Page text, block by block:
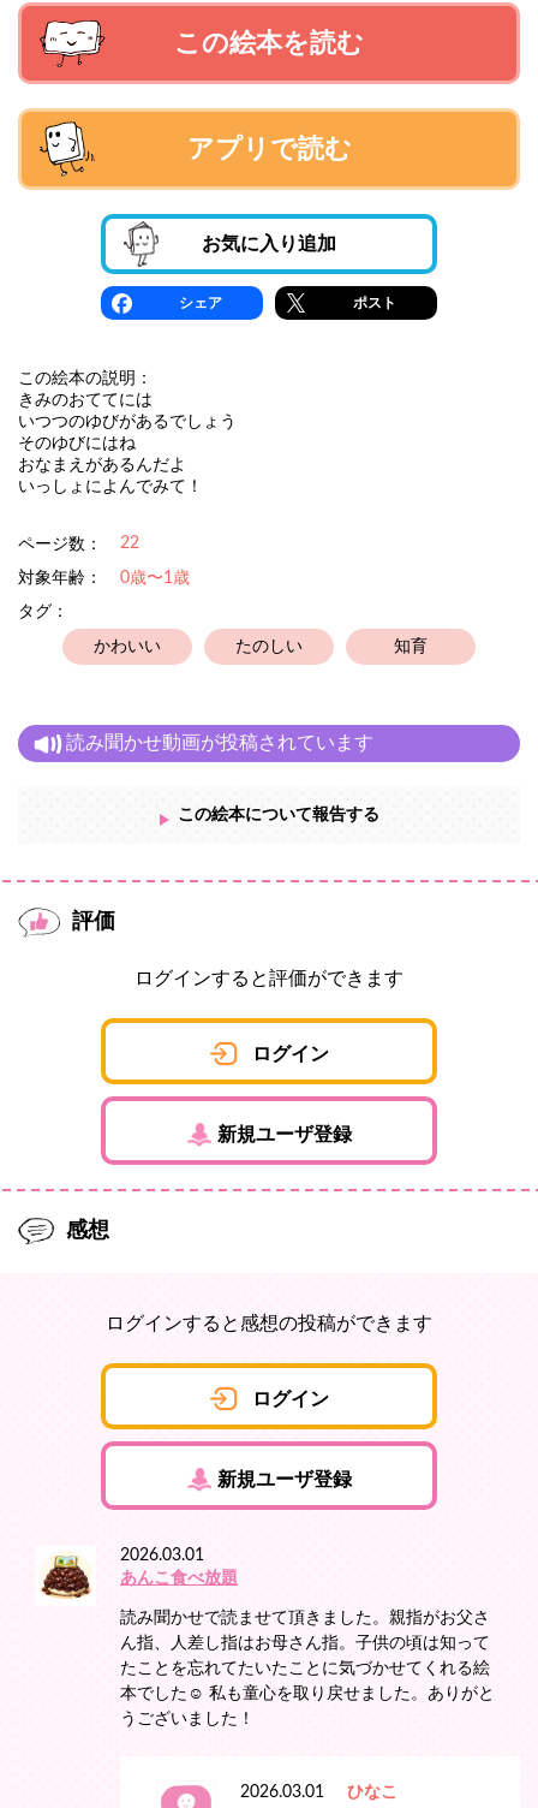
この絵本を読む
アプリで読む
お気に入り追加
シェア ポスト
この絵本の説明：
きみのおててには
いつつのゆびがあるでしょう
そのゆびにはね
おなまえがあるんだよ
いっしょによんでみて！
ページ数： 22
対象年齢：
0歳〜1歳
タグ：
かわいい たのしい 知育
読み聞かせ動画が投稿されています
この絵本について報告する
評価
ログインすると評価ができます
ログイン
新規ユーザ登録
感想
ログインすると感想の投稿ができます
ログイン
新規ユーザ登録
2026.03.01
あんこ食べ放題
読み聞かせで読ませて頂きました。親指がお父さ
ん指、人差し指はお母さん指。子供の頃は知って
たことを忘れてたいたことに気づかせてくれる絵
本でした☺️ 私も童心を取り戻せました。ありがと
うございました！
2026.03.01 ひなこ